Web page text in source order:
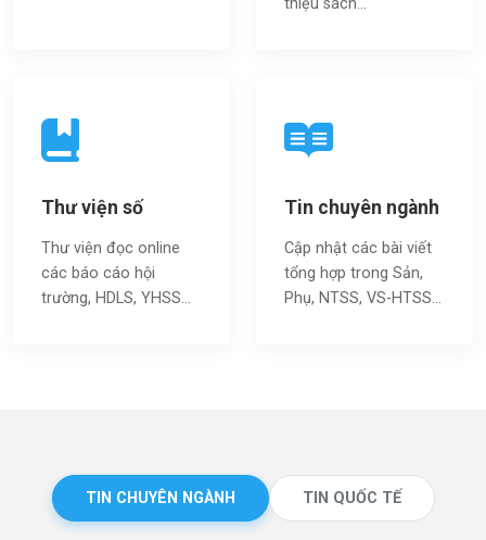
thiệu sách…
Thư viện số
Thư viện đọc online
các báo cáo hội
trường, HDLS, YHSS…
Tin chuyên ngành
Cập nhật các bài viết
tổng hợp trong Sản,
Phụ, NTSS, VS-HTSS...
TIN CHUYÊN NGÀNH TIN QUỐC TẾ